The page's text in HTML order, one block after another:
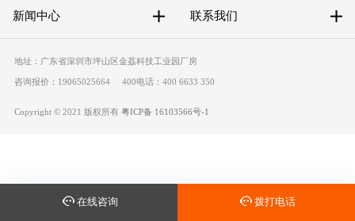
新闻中心 联系我们
地址：广东省深圳市坪山区金荔科技工业园厂房
咨询报价：19065025664 400电话：400 6633 350
Copyright © 2021 版权所有 粤ICP备 16103566号-1
在线咨询 拨打电话